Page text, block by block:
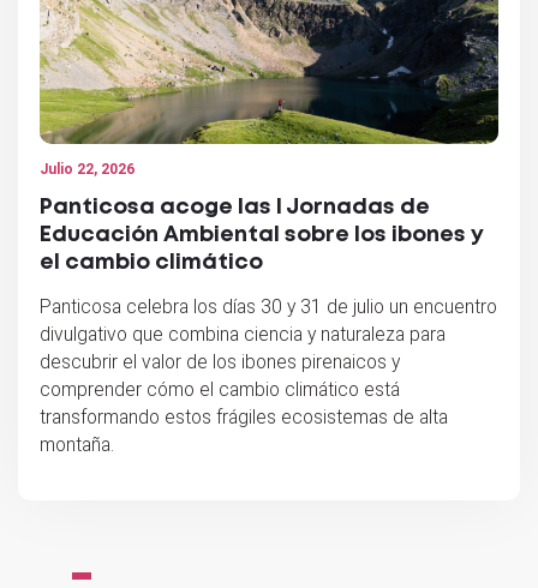
Julio 22, 2026
Panticosa acoge las I Jornadas de
Educación Ambiental sobre los ibones y
el cambio climático
Panticosa celebra los días 30 y 31 de julio un encuentro
divulgativo que combina ciencia y naturaleza para
descubrir el valor de los ibones pirenaicos y
comprender cómo el cambio climático está
transformando estos frágiles ecosistemas de alta
montaña.